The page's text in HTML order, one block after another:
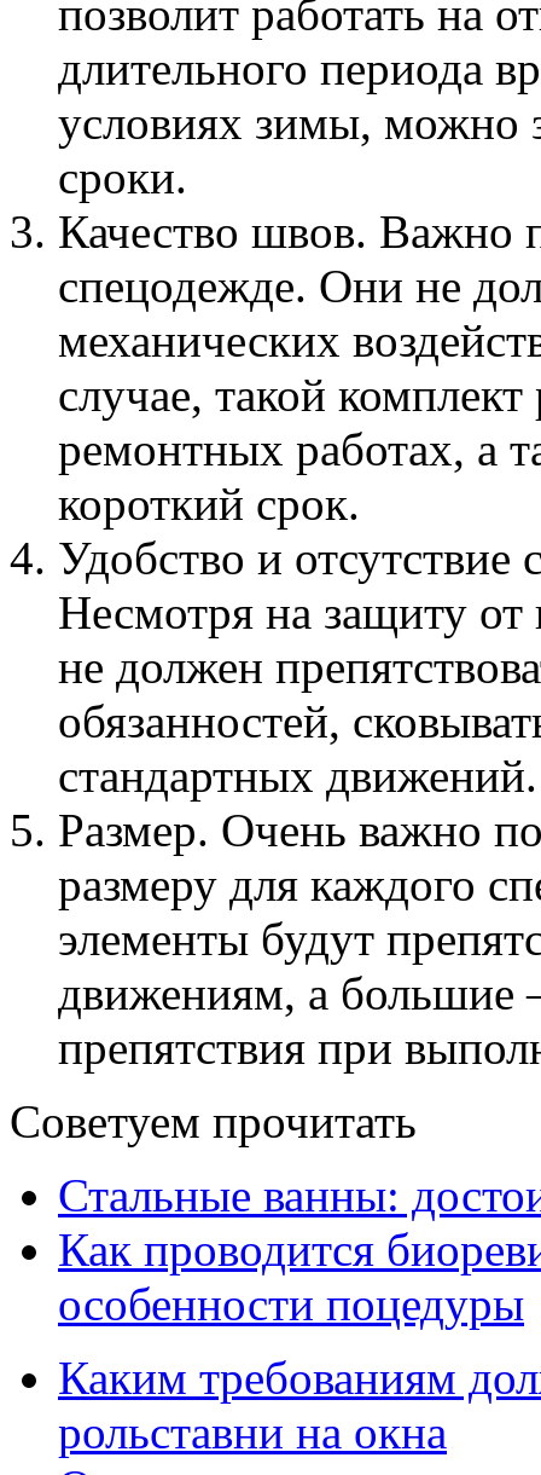
позволит работать на
длительного периода
условиях зимы, можно
сроки.
Качество швов. Важно
спецодежде. Они не
механических
случае, такой
ремонтных работах, а
короткий срок.
Удобство и отсутствие
Несмотря на защиту от
не должен
обязанностей,
стандартных движений.
Размер. Очень важно
размеру для каждого
элементы будут
движениям, а большие
препятствия при
Советуем прочитать
Стальные ванны:
Как проводится
особенности поцедуры
Каким требованиям
рольставни на окна